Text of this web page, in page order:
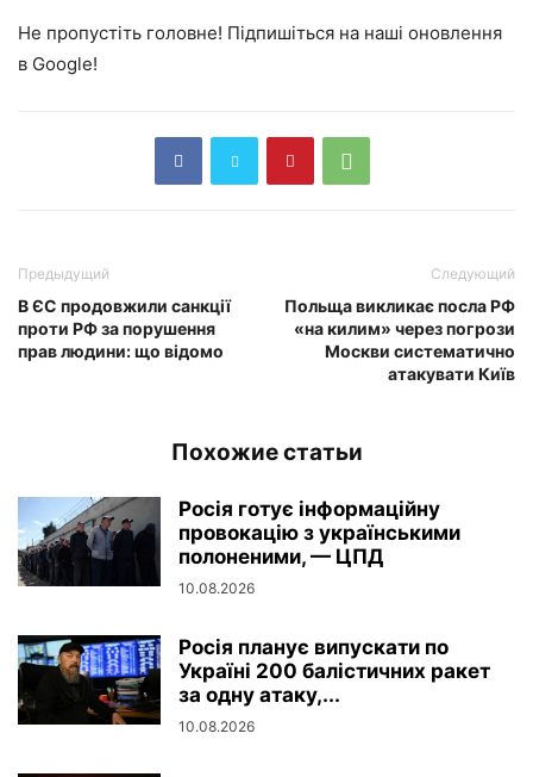
Не пропустіть головне! Підпишіться на наші оновлення
в Google!
Предыдущий
В ЄС продовжили санкції
проти РФ за порушення
прав людини: що відомо
Следующий
Польща викликає посла РФ
«на килим» через погрози
Москви систематично
атакувати Київ
Похожие статьи
Росія готує інформаційну
провокацію з українськими
полоненими, — ЦПД
10.08.2026
Росія планує випускати по
Україні 200 балістичних ракет
за одну атаку,...
10.08.2026